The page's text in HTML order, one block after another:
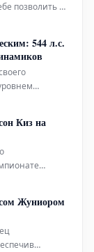
позволить –
544 л.с.
53 4-дверное
но
Киз на
Киз с
ее растущее
Жуниором